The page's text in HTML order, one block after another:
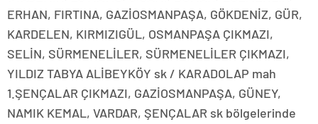
ERHAN, FIRTINA, GAZİOSMANPAŞA, GÖKDENİZ, GÜR,
KARDELEN, KIRMIZIGÜL, OSMANPAŞA ÇIKMAZI,
SELİN, SÜRMENELİLER, SÜRMENELİLER ÇIKMAZI,
YILDIZ TABYA ALİBEYKÖY sk / KARADOLAP mah
1.ŞENÇALAR ÇIKMAZI, GAZİOSMANPAŞA, GÜNEY,
NAMIK KEMAL, VARDAR, ŞENÇALAR sk bölgelerinde